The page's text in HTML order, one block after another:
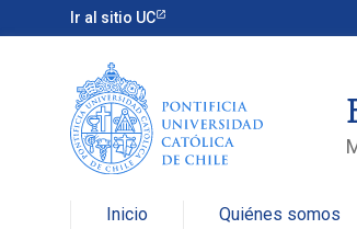
Ir al sitio UC
Inicio Quiénes somos